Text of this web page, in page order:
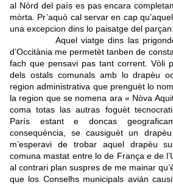
al Nòrd del país es pas encara
mòrta. Pr’aquò cal servar en cap
una excepcion dins lo paisatge del parçan.
Aquel viatge dins las prigondors
d’Occitània me permetèt tanben de
fach que pensavi pas tant corrent. Vòli
dels ostals comunals amb lo drapèu
region administrativa que prenguèt lo
la region que se nomena ara « Nòva
coma totas las autras foguèt
París estant e doncas
consequéncia, se causiguèt un
m’esperavi de trobar aquel drapèu
comuna mastat entre lo de França e de
al contrari plan suspres de me mainar
que los Conselhs municipals avián